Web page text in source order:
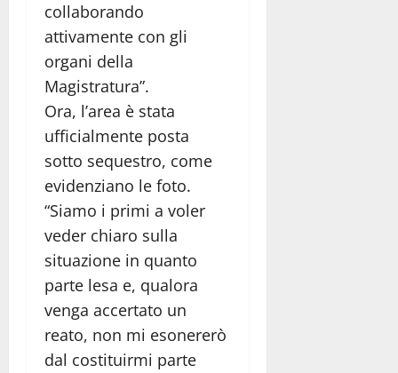
collaborando
attivamente con gli
organi della
Magistratura”.
Ora, l’area è stata
ufficialmente posta
sotto sequestro, come
evidenziano le foto.
“Siamo i primi a voler
veder chiaro sulla
situazione in quanto
parte lesa e, qualora
venga accertato un
reato, non mi esonererò
dal costituirmi parte